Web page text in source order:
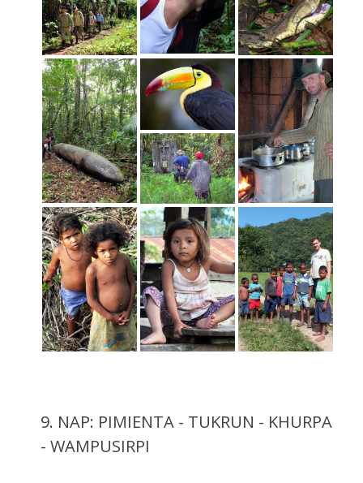
9. NAP: PIMIENTA - TUKRUN - KHURPA
- WAMPUSIRPI